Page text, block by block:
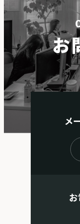
お
メ